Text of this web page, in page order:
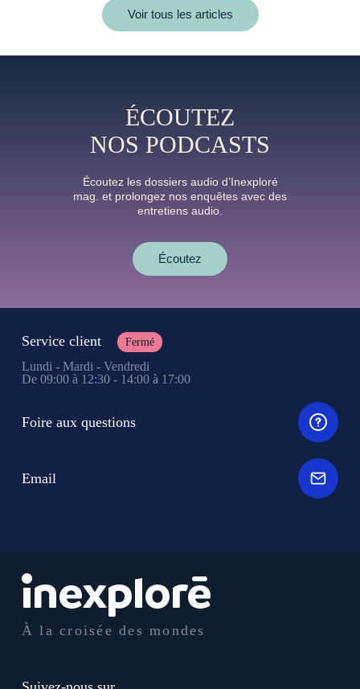
Voir tous les articles
ÉCOUTEZ
NOS PODCASTS
Écoutez les dossiers audio d’Inexploré
mag. et prolongez nos enquêtes avec des
entretiens audio.
Écoutez
À la croisée des mondes
Service client Fermé
Lundi - Mardi - Vendredi
De 09:00 à 12:30 - 14:00 à 17:00
Foire aux questions
Email